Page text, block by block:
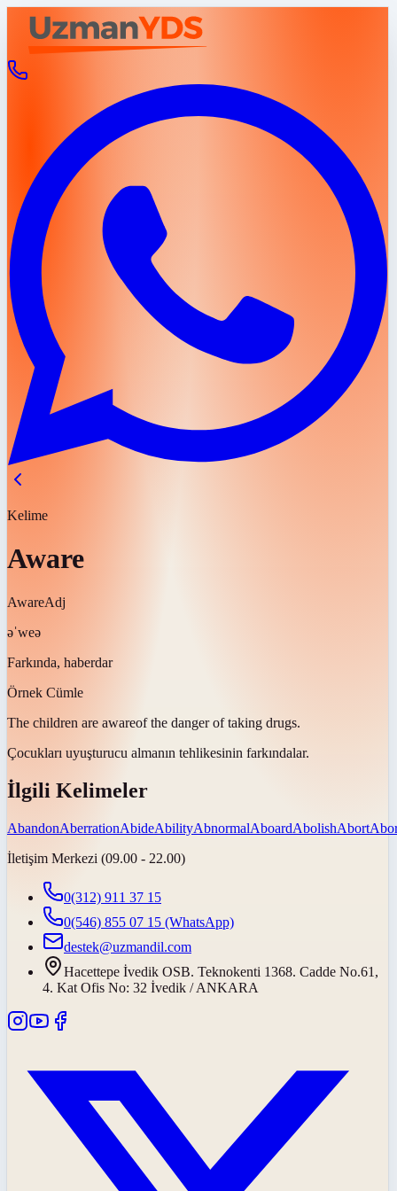
Kelime
Aware
AwareAdj
əˈweə
Farkında, haberdar
Örnek Cümle
The children are awareof the danger of taking drugs.
Çocukları uyuşturucu almanın tehlikesinin farkındalar.
İlgili Kelimeler
AbandonAberrationAbideAbilityAbnormalAboardAbolishAbort
İletişim Merkezi (09.00 - 22.00)
0(312) 911 37 15
0(546) 855 07 15 (WhatsApp)
destek@uzmandil.com
Hacettepe İvedik OSB. Teknokenti 1368. Cadde No.61,
4. Kat Ofis No: 32 İvedik / ANKARA